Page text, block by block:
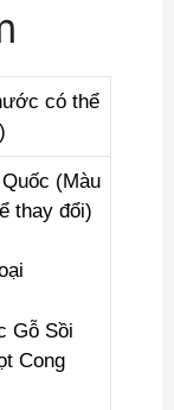
có thể
(Màu
thay đổi)
Gỗ Sồi
Cong